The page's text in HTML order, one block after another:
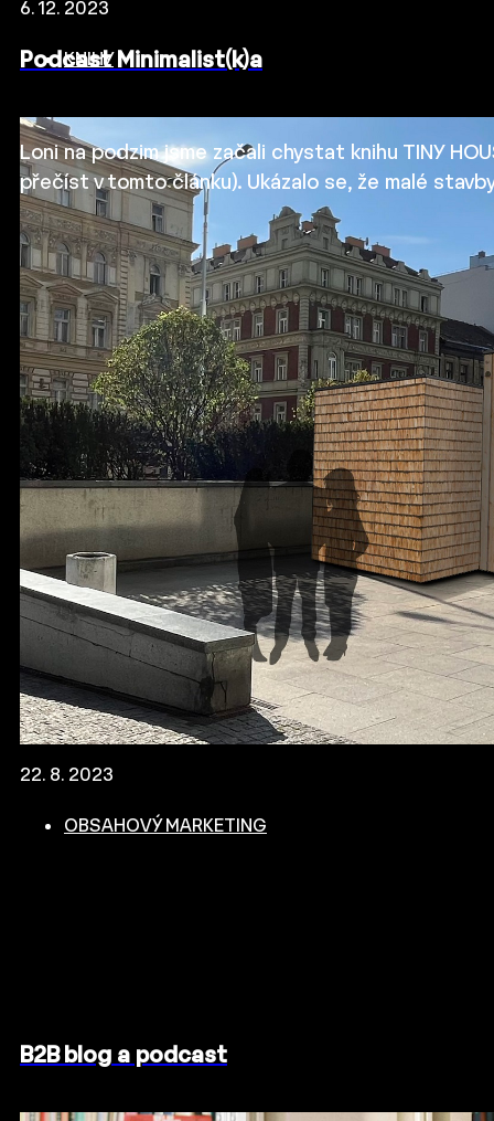
6. 12. 2023
KNIHY
22. 8. 2023
OBSAHOVÝ MARKETING
Podcast Minimalist(k)a
Loni na podzim jsme začali chystat knihu TINY
přečíst v tomto článku). Ukázalo se, že malé
B2B blog a podcast